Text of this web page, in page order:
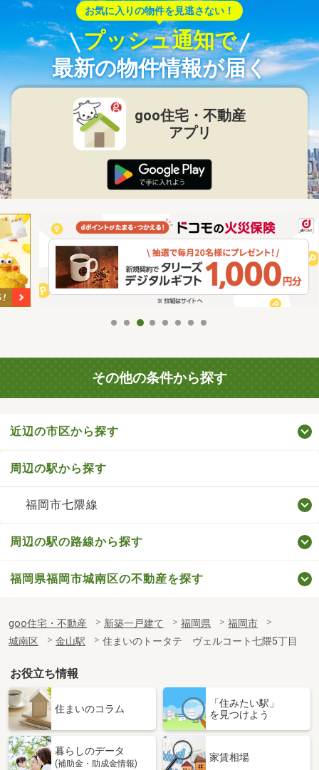
お気に入りの物件を見逃さない！
プッシュ通知で
最新の物件情報が届く
goo住宅・不動産
アプリ
その他の条件から探す
近辺の市区から探す
周辺の駅から探す
福岡市七隈線
周辺の駅の路線から探す
福岡県福岡市城南区の不動産を探す
goo住宅・不動産 新築一戸建て 福岡県
福岡市
城南区
金山駅 住まいのトータテ ヴェルコート七隈5丁目
お役立ち情報
住まいのコラム
「住みたい駅」
を見つけよう
暮らしのデータ
(補助金・助成金情報)
家賃相場